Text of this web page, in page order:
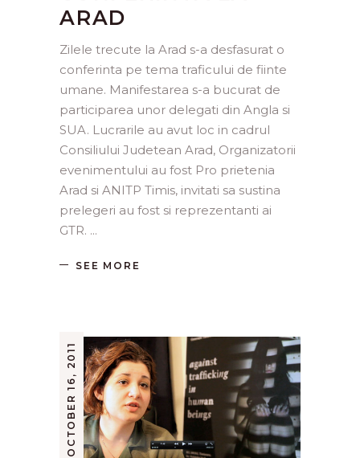
ARAD
Zilele trecute la Arad s-a desfasurat o
conferinta pe tema traficului de fiinte
umane. Manifestarea s-a bucurat de
participarea unor delegati din Angla si
SUA. Lucrarile au avut loc in cadrul
Consiliului Judetean Arad, Organizatorii
evenimentului au fost Pro prietenia
Arad si ANITP Timis, invitati sa sustina
prelegeri au fost si reprezentanti ai
GTR.
SEE MORE
OCTOBER 16, 2011